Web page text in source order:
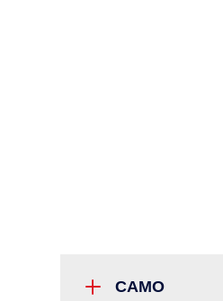
L CAMO